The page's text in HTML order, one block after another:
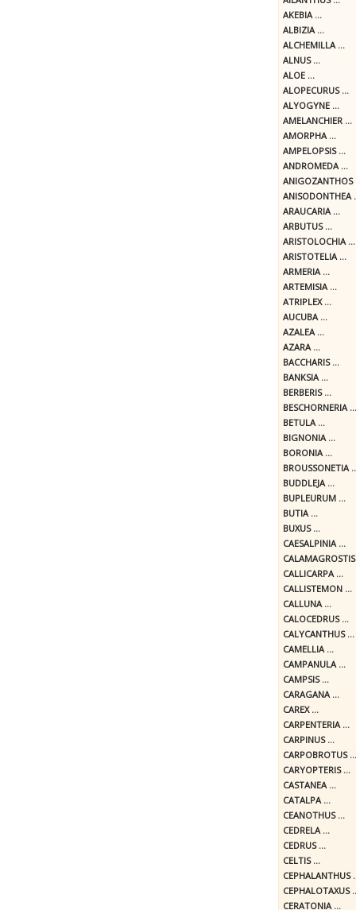
AKEBIA ...
ALBIZIA ...
ALCHEMILLA ...
ALNUS ...
ALOE ...
ALOPECURUS ...
ALYOGYNE ...
AMELANCHIER ...
AMORPHA ...
AMPELOPSIS ...
ANDROMEDA ...
ANIGOZANTHOS
ANISODONTHEA
ARAUCARIA ...
ARBUTUS ...
ARISTOLOCHIA ...
ARISTOTELIA ...
ARMERIA ...
ARTEMISIA ...
ATRIPLEX ...
AUCUBA ...
AZALEA ...
AZARA ...
BACCHARIS ...
BANKSIA ...
BERBERIS ...
BESCHORNERIA ...
BETULA ...
BIGNONIA ...
BORONIA ...
BROUSSONETIA
BUDDLEJA ...
BUPLEURUM ...
BUTIA ...
BUXUS ...
CAESALPINIA ...
CALLICARPA ...
CALLISTEMON ...
CALLUNA ...
CALOCEDRUS ...
CALYCANTHUS ...
CAMELLIA ...
CAMPANULA ...
CAMPSIS ...
CARAGANA ...
CAREX ...
CARPENTERIA ...
CARPINUS ...
CARPOBROTUS ...
CARYOPTERIS ...
CASTANEA ...
CATALPA ...
CEANOTHUS ...
CEDRELA ...
CEDRUS ...
CELTIS ...
CEPHALANTHUS
CEPHALOTAXUS
CERATONIA ...